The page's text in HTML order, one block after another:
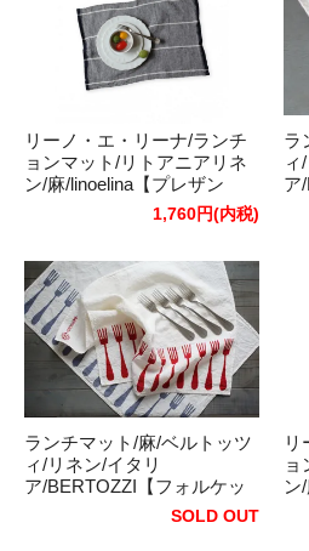
リーノ・エ・リーナ/ランチ
ョンマット/リトアニアリネ
ン/麻/linoelina【プレザン
ス】ライトブルー/ダークブ
1,760円(内税)
ラ
ィ
ア
ランチマット/麻/ベルトッツ
ィ/リネン/イタリ
ア/BERTOZZI【フォルケッ
テ】 アヴィオ(ブルーグ
SOLD OUT
リ
ョ
ン